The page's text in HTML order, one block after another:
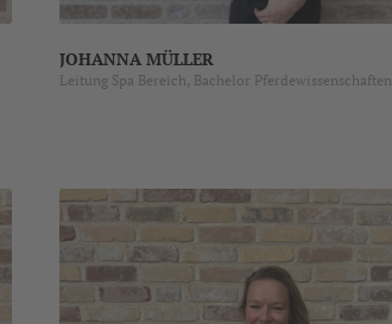
JOHANNA MÜLLER
Leitung Spa Bereich, Bachelor Pferdewissenschaften